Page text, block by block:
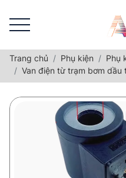
Trang chủ Phụ kiện
Phụ
Van điện từ trạm bơm dầu